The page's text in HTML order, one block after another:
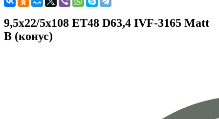
9,5x22/5x108 ET48 D63,4 IVF-3165 Matt
B (конус)